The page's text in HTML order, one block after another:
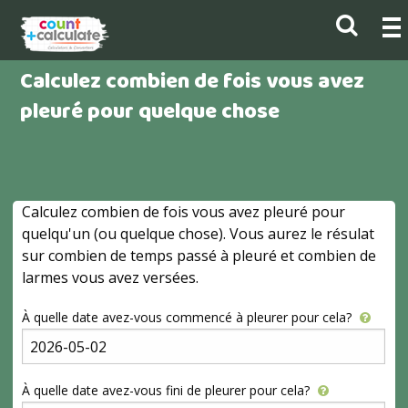
Calculez combien de fois vous avez
pleuré pour quelque chose
Calculez combien de fois vous avez pleuré pour
quelqu'un (ou quelque chose). Vous aurez le résulat
sur combien de temps passé à pleuré et combien de
larmes vous avez versées.
À quelle date avez-vous commencé à pleurer pour cela?
À quelle date avez-vous fini de pleurer pour cela?